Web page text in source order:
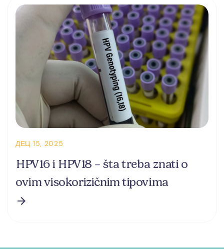
ДЕЦ 15, 2025
HPV16 i HPV18 – šta treba znati o
ovim visokorizičnim tipovima